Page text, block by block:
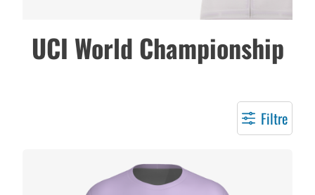
UCI World Championship
Filtre